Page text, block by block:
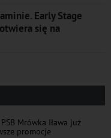
Early Stage
się na
Mrówka Iława już
promocje